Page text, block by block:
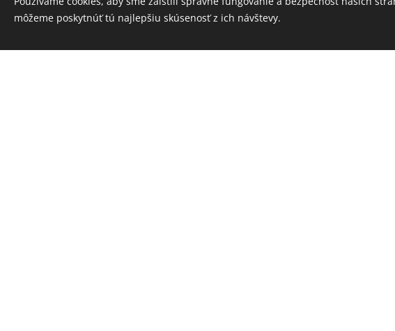
môžeme poskytnúť tú najlepšiu skúsenosť z ich návštevy.